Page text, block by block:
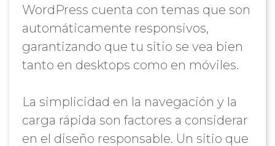
WordPress cuenta con temas que son
automáticamente responsivos,
garantizando que tu sitio se vea bien
tanto en desktops como en móviles.
La simplicidad en la navegación y la
carga rápida son factores a considerar
en el diseño responsable. Un sitio que